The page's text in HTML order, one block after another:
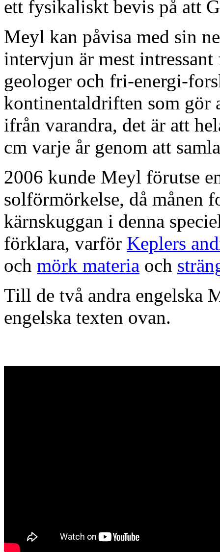
ett fysikaliskt bevis på att
Meyl kan påvisa med sin
intervjun är mest
geologer och fri-energi-
kontinentaldriften som gör
ifrån varandra, det är att
cm varje år genom att
2006 kunde Meyl förutse
solförmörkelse, då månen
kärnskuggan i denna
förklara, varför Keplers
och mörk materia och
Till de två andra engelska
engelska texten ovan.